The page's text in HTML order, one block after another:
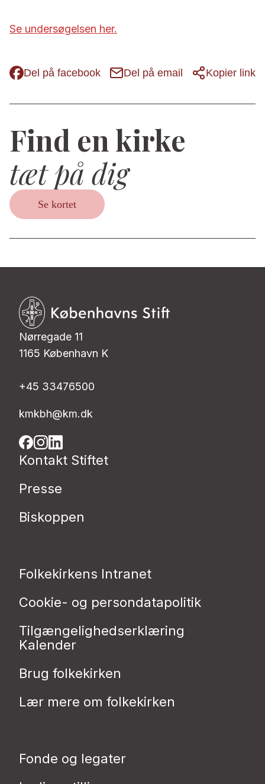
Se undersøgelsen her.
Del på facebook Del på email Kopier link
Find en kirke
tæt på dig
Se kortet
Nørregade 11
1165 København K
+45 33476500
kmkbh@km.dk
Kontakt Stiftet
Presse
Biskoppen
Folkekirkens Intranet
Cookie- og persondatapolitik
Tilgængelighedserklæring
Kalender
Brug folkekirken
Lær mere om folkekirken
Fonde og legater